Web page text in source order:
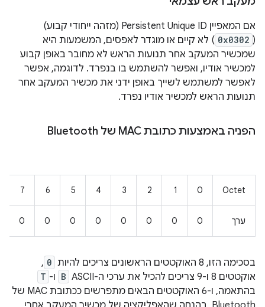
אם המאפיין Persistent Unique ID (מזהה ייחודי קבוע)
‏(
0x0302 ) לא קיים או מוגדר לאפסים, המשמעות היא
שמכשיר המעקב אחר תנועות הראש לא מחובר באופן קבוע
למכשיר אודיו, ואפשר להשתמש בו בנפרד. לדוגמה, אפשר
לאפשר למשתמש לשייך באופן ידני את מכשיר המעקב אחר
תנועות הראש למכשיר אודיו נפרד.
הפניה באמצעות כתובת MAC של Bluetooth
Octet
0
1
2
3
4
5
6
7
ערך 0
0
0
0
0
0
0
0
בסכימה הזו, 8 האוקטטים הראשונים צריכים להיות 0
,
אוקטטים 8 ו-9 צריכים להכיל את ערכי ה-ASCII‏
B ו- T
בהתאמה, ו-6 האוקטטים הבאים מתפרשים ככתובת MAC של